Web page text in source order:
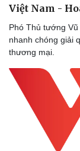
Việt Nam -
Phó Thủ tướng
nhanh chóng giải
thương mại.